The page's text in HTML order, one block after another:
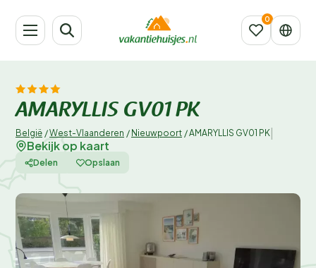
AMARYLLIS GV01 PK
België /West-Vlaanderen / Nieuwpoort /AMARYLLIS GV01 PK
Bekijk op kaart
Delen Opslaan